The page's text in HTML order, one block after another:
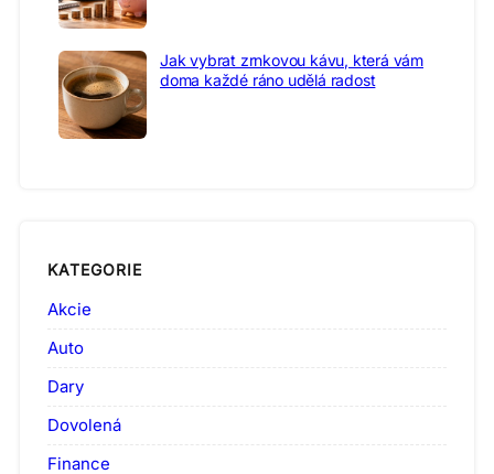
Jak vybrat zrnkovou kávu, která vám
doma každé ráno udělá radost
KATEGORIE
Akcie
Auto
Dary
Dovolená
Finance